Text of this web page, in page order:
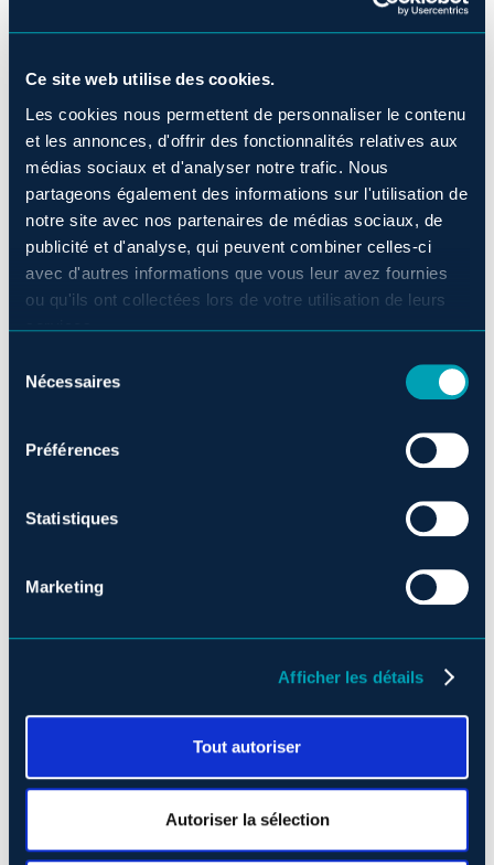
Ce site web utilise des cookies.
Les cookies nous permettent de personnaliser le contenu
et les annonces, d'offrir des fonctionnalités relatives aux
médias sociaux et d'analyser notre trafic. Nous
partageons également des informations sur l'utilisation de
notre site avec nos partenaires de médias sociaux, de
publicité et d'analyse, qui peuvent combiner celles-ci
avec d'autres informations que vous leur avez fournies
ou qu'ils ont collectées lors de votre utilisation de leurs
services.
Nécessaires
Préférences
Statistiques
Marketing
Afficher les détails
Tout autoriser
Autoriser la sélection
Québec (Québec)
Canada
CITQ No : 297873